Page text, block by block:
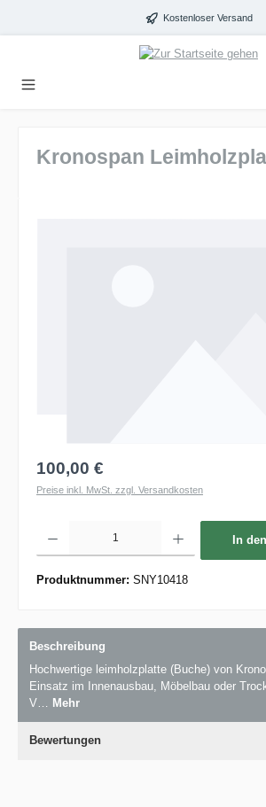
Kostenloser Versand
Kronospan
100,00 €
Preise inkl. MwSt. zzgl. Versandkosten
In
Produktnummer: SNY10418
Beschreibung
Hochwertige leimholzplatte (Buche) von
Einsatz im Innenausbau, Möbelbau oder
V… Mehr
Bewertungen